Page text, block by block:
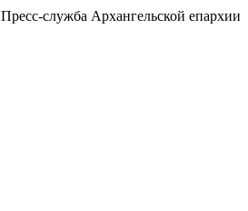
Пресс-служба Архангельской епархии